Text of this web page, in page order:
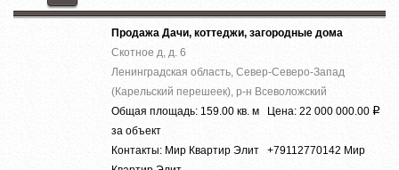
Продажа Дачи, коттеджи, загородные дома
Скотное д, д. 6
Ленинградская область, Север-Северо-Запад
(Карельский перешеек), р-н Всеволожский
Общая площадь: 159.00 кв. м Цена: 22 000 000.00 Р
за объект
Контакты: Мир Квартир Элит +79112770142 Мир